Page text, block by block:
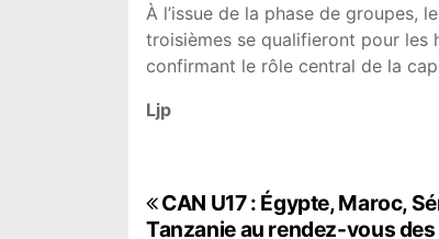
À l’issue de la phase de groupes,
troisièmes se qualifieront pour les
confirmant le rôle central de la
Ljp
NCAN U17 : Égypte, Maroc,
Tanzanie au rendez-vous